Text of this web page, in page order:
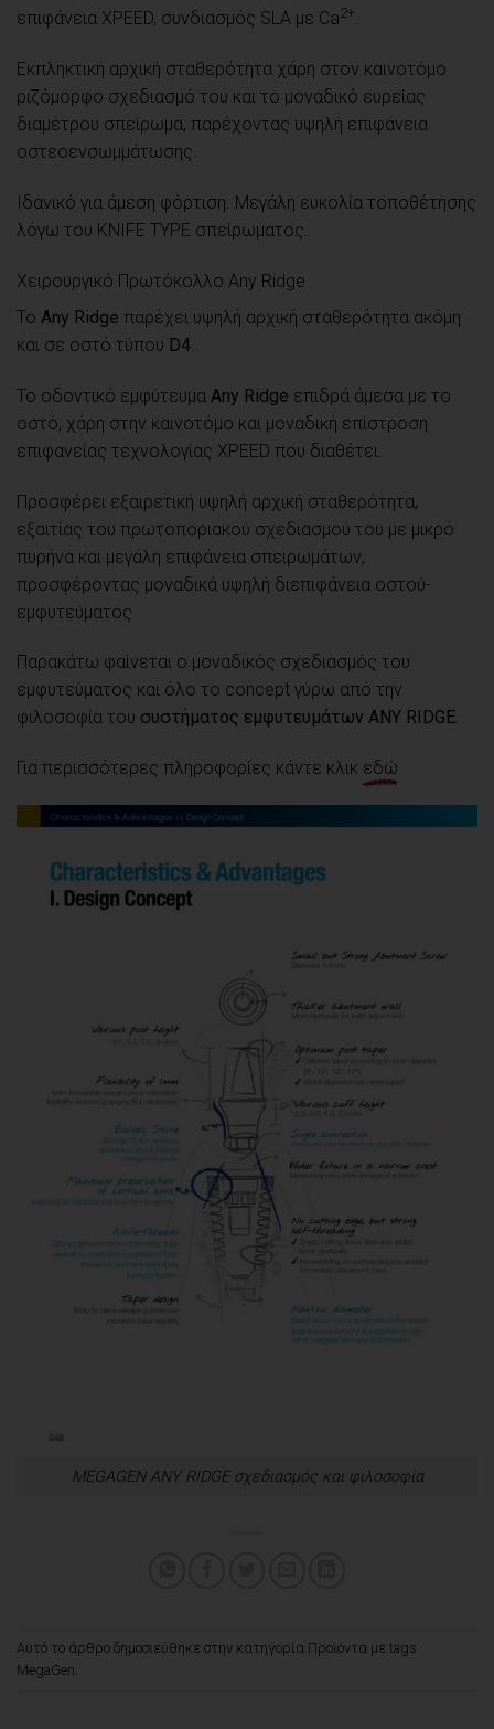
επιφάνεια XPEED, συνδιασμός SLA με Ca2+.
Εκπληκτική αρχική σταθερότητα χάρη στον καινοτόμο
ριζόμορφο σχεδιασμό του και το μοναδικό ευρείας
διαμέτρου σπείρωμα, παρέχοντας υψηλή επιφάνεια
οστεοενσωμμάτωσης.
Ιδανικό για άμεση φόρτιση. Μεγάλη ευκολία τοποθέτησης
λόγω του KNIFE TYPE σπείρωματος.
Χειρουργικό Πρωτόκολλο Any Ridge
To Any Ridge παρέχει υψηλή αρχική σταθερότητα ακόμη
και σε οστό τύπου D4.
To οδοντικό εμφύτευμα Any Ridge επιδρά άμεσα με το
οστό, χάρη στην καινοτόμο και μοναδική επίστροση
επιφανείας τεχνολογίας XPEED που διαθέτει.
Προσφέρει εξαιρετική υψηλή αρχική σταθερότητα,
εξαιτίας του πρωτοποριακού σχεδιασμού του με μικρό
πυρήνα και μεγάλη επιφάνεια σπειρωμάτων,
προσφέροντας μοναδικά υψηλή διεπιφάνεια οστού-
εμφυτεύματος
Παρακάτω φαίνεται ο μοναδικός σχεδιασμός του
εμφυτεύματος και όλο το concept γύρω από την
φιλοσοφία του συστήματος εμφυτευμάτων ANY RIDGE.
Για περισσότερες πληροφορίες κάντε κλικ εδώ
MEGAGEN ANY RIDGE σχεδιασμός και φιλοσοφία
Αυτό το άρθρο δημοσιεύθηκε στην κατηγορία Προϊόντα με tags
MegaGen.